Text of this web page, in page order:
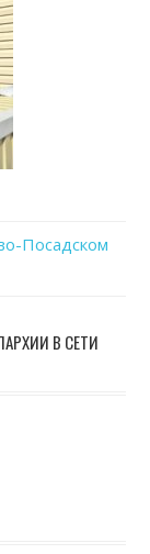
Посадском
В СЕТИ